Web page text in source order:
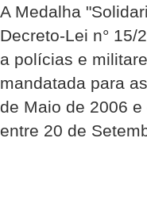
A Medalha
Decreto-Lei n°
a polícias e
mandatada para
de Maio de 2006
entre 20 de